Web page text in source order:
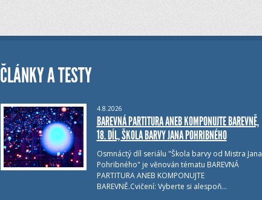
ČLÁNKY A TESTY
4.8.2026
BAREVNÁ PARTITURA ANEB KOMPONUJTE BAREVNĚ,
18. DÍL, ŠKOLA BARVY JANA POHRIBNÉHO
Osmnáctý díl seriálu "Škola barvy od Mistra Jana
Pohribného" je věnován tématu BAREVNÁ
PARTITURA ANEB KOMPONUJTE
BAREVNĚ.Cvičení: Vyberte si alespoň…